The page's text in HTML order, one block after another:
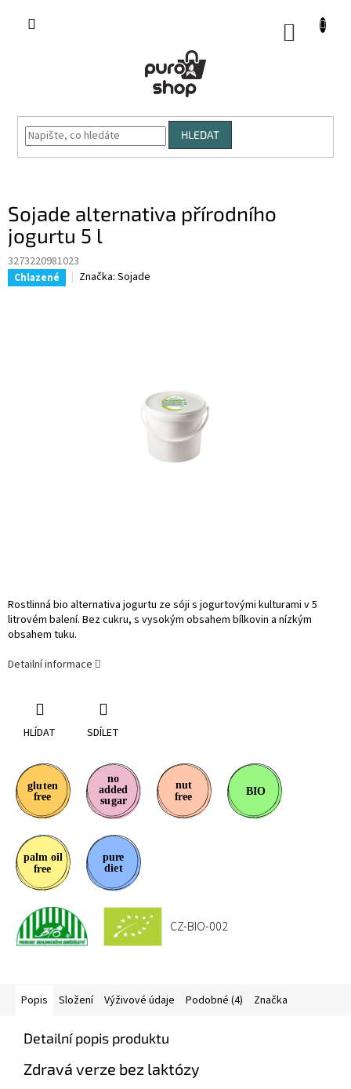
HLEDAT
Sojade alternativa přírodního
jogurtu 5 l
3273220981023
Chlazené Značka: Sojade
Rostlinná bio alternativa jogurtu ze sóji s jogurtovými kulturami v 5
litrovém balení. Bez cukru, s vysokým obsahem bílkovin a nízkým
obsahem tuku.
Detailní informace
HLÍDAT SDÍLET
CZ-BIO-002
Popis Složení Výživové údaje Podobné (4) Značka
Detailní popis produktu
Zdravá verze bez laktózy